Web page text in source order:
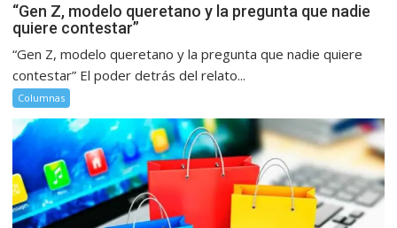
“Gen Z, modelo queretano y la pregunta que nadie
quiere contestar”
“Gen Z, modelo queretano y la pregunta que nadie quiere
contestar” El poder detrás del relato...
Columnas